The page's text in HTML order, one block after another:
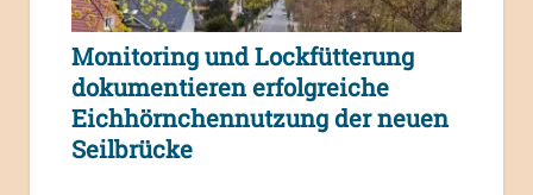
Monitoring und Lockfütterung
dokumentieren erfolgreiche
Eichhörnchennutzung der neuen
Seilbrücke